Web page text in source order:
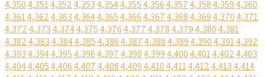
4,3504,3514,3524,3534,3544,3554,3564,3574,3584,3594,360
4,3614,3624,3634,3644,3654,3664,3674,3684,3694,3704,371
4,3724,3734,3744,3754,3764,3774,3784,3794,3804,381
4,3824,3834,3844,3854,3864,3874,3884,3894,3904,3914,392
4,3934,3944,3954,3964,3974,3984,3994,4004,4014,4024,403
4,4044,4054,4064,4074,4084,4094,4104,4114,4124,4134,414